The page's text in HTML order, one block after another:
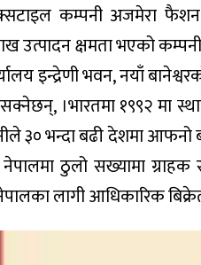
कम्पनी अजमेरा फैशन
उत्पादन क्षमता भएको
इन्द्रेणी भवन, नयाँ
सक्नेछन्, ।भारतमा १९९२ मा
३० भन्दा बढी देशमा आफनो
ठुलो सख्यामा ग्राहक
लागी आधिकारिक